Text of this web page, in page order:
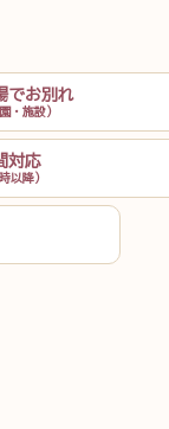
でお別れ
・施設）
対応
時以降）